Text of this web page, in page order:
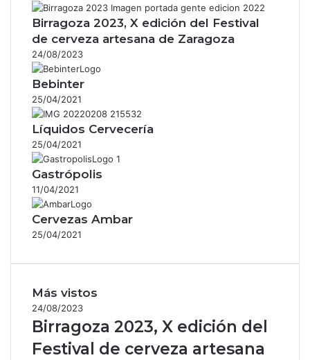
Birragoza 2023, X edición del Festival
de cerveza artesana de Zaragoza
24/08/2023
Bebinter
25/04/2021
Líquidos Cervecería
25/04/2021
Gastrópolis
11/04/2021
Cervezas Ambar
25/04/2021
Más vistos
24/08/2023
Birragoza 2023, X edición del
Festival de cerveza artesana